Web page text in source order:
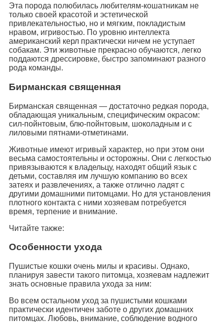
Эта порода полюбилась любителям-кошатникам не
только своей красотой и эстетической
привлекательностью, но и мягким, покладистым
нравом, игривостью. По уровню интеллекта
американский керл практически ничем не уступает
собакам. Эти животные прекрасно обучаются, легко
поддаются дрессировке, быстро запоминают разного
рода команды.
Бирманская священная
Бирманская священная — достаточно редкая порода,
обладающая уникальным, специфическим окрасом:
сил-пойнтовым, блю-пойнтовым, шоколадным и с
лиловыми пятнами-отметинами.
Животные имеют игривый характер, но при этом они
весьма самостоятельны и осторожны. Они с легкостью
привязываются к владельцу, находят общий язык с
детьми, составляя им лучшую компанию во всех
затеях и развлечениях, а также отлично ладят с
другими домашними питомцами. Но для установления
плотного контакта с ними хозяевам потребуется
время, терпение и внимание.
Читайте также:
Особенности ухода
Пушистые кошки очень милы и красивы. Однако,
планируя завести такого питомца, хозяевам надлежит
знать основные правила ухода за ним:
Во всем остальном уход за пушистыми кошками
практически идентичен заботе о других домашних
питомцах. Любовь, внимание, соблюдение водного